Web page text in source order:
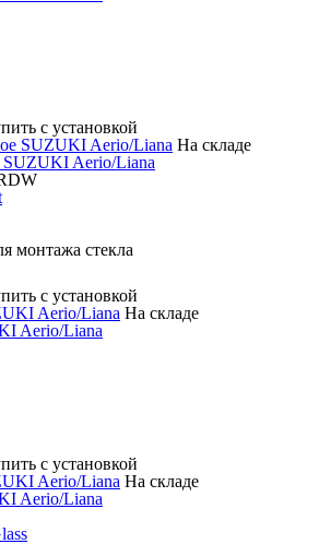
с установкой
На складе
SUZUKI Aerio/Liana
монтажа стекла
с установкой
На складе
Aerio/Liana
с установкой
На складе
Aerio/Liana